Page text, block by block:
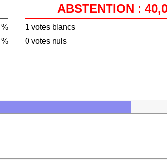
%
%
ABSTENTION :
1 votes blancs
0 votes nuls